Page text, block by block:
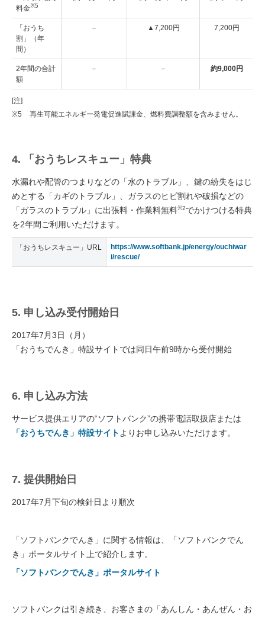
料金※5
「おうち
割」（年
間）
－ ▲7,200円 7,200円
2年間の合計
額
－ － 約9,000円
[注]
※5
再生可能エネルギー発電促進賦課金、燃料費調整額を含みません。
4. 「おうちレスキュー」特典
水漏れや配管のつまりなどの「水のトラブル」、鍵の紛失をはじ
めとする「カギのトラブル」、ガラスのヒビ割れや破損などの
「ガラスのトラブル」に出張料・作業料無料※2でかけつける特典
を2年間ご利用いただけます。
「おうちレスキュー」URL
https://www.softbank.jp/energy/ouchiwar
i/rescue/
5. 申し込み受付開始日
2017年7月3日（月）
「おうちでんき」特設サイトでは同日午前9時から受付開始
6. 申し込み方法
サービス提供エリアの“ソフトバンク”の携帯電話取扱店または
「おうちでんき」特設サイト よりお申し込みいただけます。
7. 提供開始日
2017年7月下旬の検針日より順次
「ソフトバンクでんき」に関する情報は、「ソフトバンクでん
き」ポータルサイト上で紹介します。
「ソフトバンクでんき」ポータルサイト
ソフトバンクは引き続き、お客さまの「あんしん・あんぜん・お